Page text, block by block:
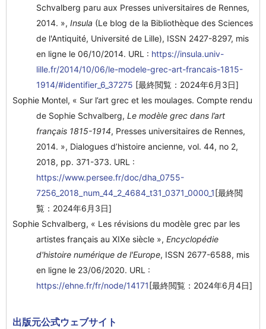
Schvalberg paru aux Presses universitaires de Rennes,
2014. », Insula (Le blog de la Bibliothèque des Sciences
de l'Antiquité, Université de Lille), ISSN 2427-8297, mis
en ligne le 06/10/2014. URL : https://insula.univ-
lille.fr/2014/10/06/le-modele-grec-art-francais-1815-
1914/#identifier_6_37275 [最終閲覧：2024年6月3日]
Sophie Montel, « Sur l’art grec et les moulages. Compte rendu
de Sophie Schvalberg, Le modèle grec dans l’art
français 1815-1914, Presses universitaires de Rennes,
2014. », Dialogues d’histoire ancienne, vol. 44, no 2,
2018, pp. 371-373. URL :
https://www.persee.fr/doc/dha_0755-
7256_2018_num_44_2_4684_t31_0371_0000_1[最終閲
覧：2024年6月3日]
Sophie Schvalberg, « Les révisions du modèle grec par les
artistes français au XIXe siècle », Encyclopédie
d'histoire numérique de l'Europe, ISSN 2677-6588, mis
en ligne le 23/06/2020. URL :
https://ehne.fr/fr/node/14171[最終閲覧：2024年6月4日]
出版元公式ウェブサイト